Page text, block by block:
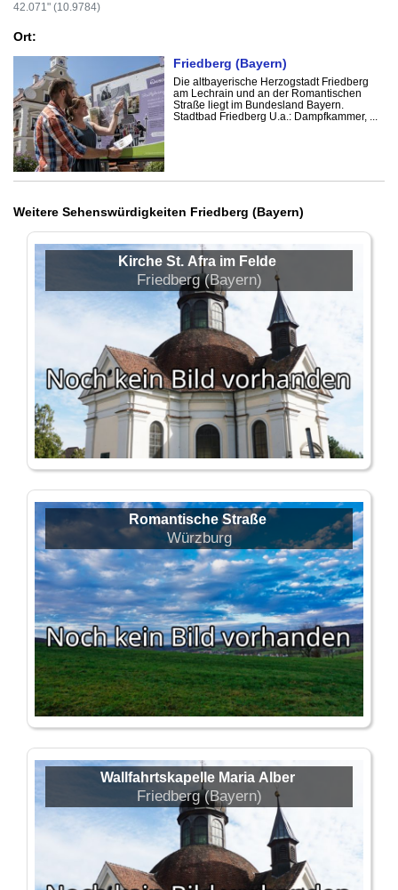
42.071" (10.9784)
Ort:
Friedberg (Bayern)
Die altbayerische Herzogstadt Friedberg
am Lechrain und an der Romantischen
Straße liegt im Bundesland Bayern.
Stadtbad Friedberg U.a.: Dampfkammer, ...
Weitere Sehenswürdigkeiten Friedberg (Bayern)
Kirche St. Afra im Felde
Friedberg (Bayern)
Romantische Straße
Würzburg
Wallfahrtskapelle Maria Alber
Friedberg (Bayern)